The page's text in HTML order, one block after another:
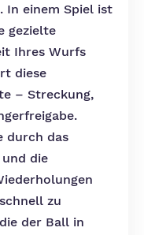
In einem Spiel ist
gezielte
Ihres Wurfs
diese
– Streckung,
durch das
die
zu
der Ball in